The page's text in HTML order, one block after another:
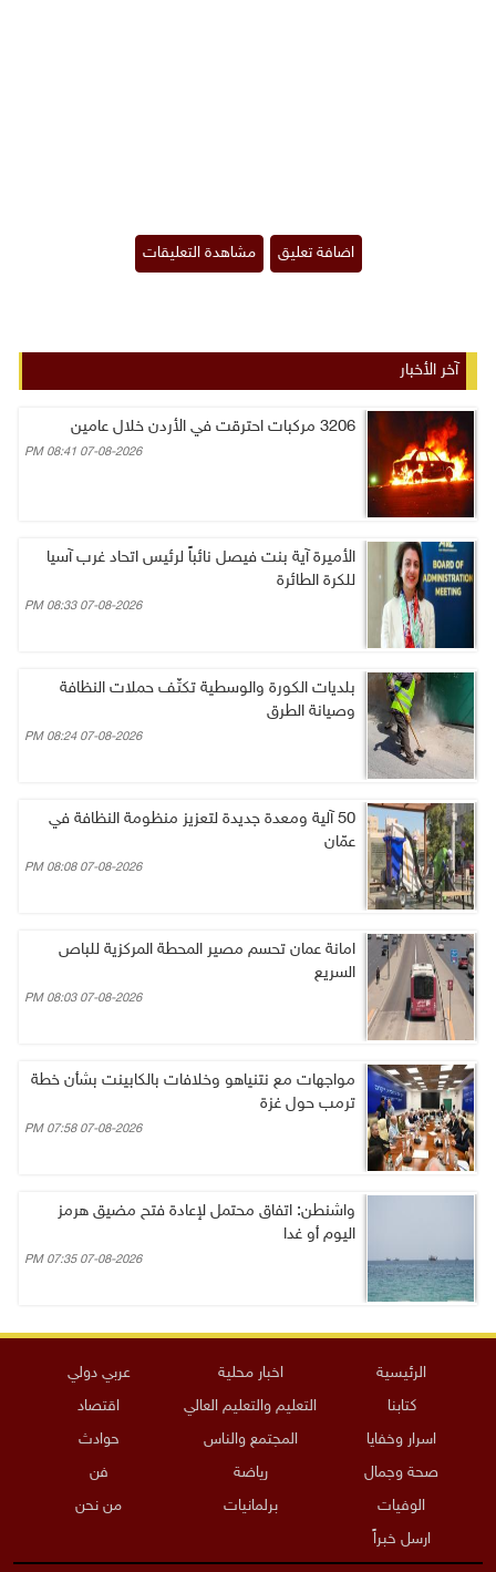
آخر الأخبار
3206 مركبات احترقت في الأردن خلال عامين
07-08-2026 08:41 PM
الأميرة آية بنت فيصل نائباً لرئيس اتحاد غرب آسيا
للكرة الطائرة
07-08-2026 08:33 PM
بلديات الكورة والوسطية تكثّف حملات النظافة
وصيانة الطرق
07-08-2026 08:24 PM
50 آلية ومعدة جديدة لتعزيز منظومة النظافة في
عمّان
07-08-2026 08:08 PM
امانة عمان تحسم مصير المحطة المركزية للباص
السريع
07-08-2026 08:03 PM
مواجهات مع نتنياهو وخلافات بالكابينت بشأن خطة
ترمب حول غزة
07-08-2026 07:58 PM
واشنطن: اتفاق محتمل لإعادة فتح مضيق هرمز
اليوم أو غدا
07-08-2026 07:35 PM
الرئيسية اخبار محلية
عربي دولي
كتابنا
التعليم والتعليم العالي
اقتصاد
اسرار وخفايا
المجتمع والناس
حوادث
صحة وجمال
رياضة
فن
الوفيات
برلمانيات
من نحن
ارسل خبراً